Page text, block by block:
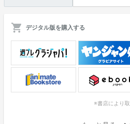
デジタル版を購入する
※書店により